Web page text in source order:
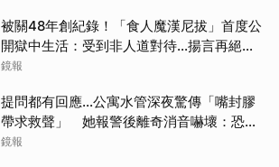
被關48年創紀錄！「食人魔漢尼拔」首度公
開獄中生活：受到非人道對待...揚言再絕食
抗議
鏡報
提問都有回應…公寓水管深夜驚傳「嘴封膠
帶求救聲」 她報警後離奇消音嚇壞：恐凶
多吉少
鏡報